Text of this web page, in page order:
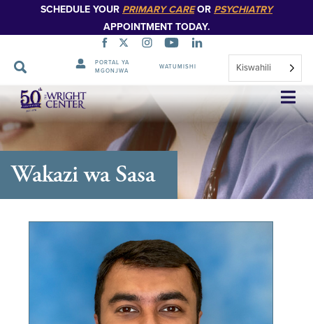
SCHEDULE YOUR PRIMARY CAREOR PSYCHIATRY
APPOINTMENT TODAY.
PORTAL YA
MGONJWA
WATUMISHI Kiswahili
Ruka
Urambazaji
Wakazi wa Sasa